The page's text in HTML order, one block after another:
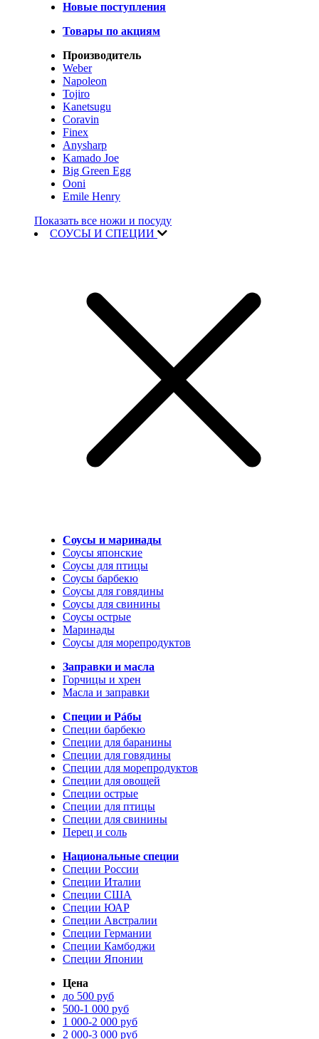
Новые поступления
Товары по акциям
Производитель
Weber
Napoleon
Tojiro
Kanetsugu
Coravin
Finex
Anysharp
Kamado Joe
Big Green Egg
Ooni
Emile Henry
Показать все ножи и посуду
СОУСЫ И СПЕЦИИ
Соусы и маринады
Соусы японские
Соусы для птицы
Соусы барбекю
Соусы для говядины
Соусы для свинины
Соусы острые
Маринады
Соусы для морепродуктов
Заправки и масла
Горчицы и хрен
Масла и заправки
Специи и Рáбы
Специи барбекю
Специи для баранины
Специи для говядины
Специи для морепродуктов
Специи для овощей
Специи острые
Специи для птицы
Специи для свинины
Перец и соль
Национальные специи
Специи России
Специи Италии
Специи США
Специи ЮАР
Специи Австралии
Специи Германии
Специи Камбоджи
Специи Японии
Цена
до 500 руб
500-1 000 руб
1 000-2 000 руб
2 000-3 000 руб